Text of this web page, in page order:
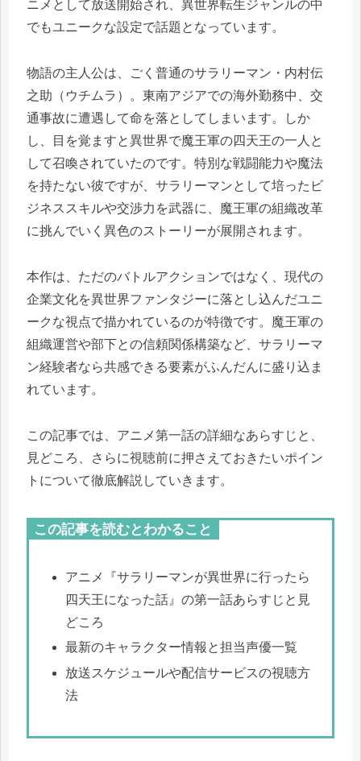
ニメとして放送開始され、異世界転生ジャンルの中
でもユニークな設定で話題となっています。
物語の主人公は、ごく普通のサラリーマン・内村伝
之助（ウチムラ）。東南アジアでの海外勤務中、交
通事故に遭遇して命を落としてしまいます。しか
し、目を覚ますと異世界で魔王軍の四天王の一人と
して召喚されていたのです。特別な戦闘能力や魔法
を持たない彼ですが、サラリーマンとして培ったビ
ジネススキルや交渉力を武器に、魔王軍の組織改革
に挑んでいく異色のストーリーが展開されます。
本作は、ただのバトルアクションではなく、現代の
企業文化を異世界ファンタジーに落とし込んだユニ
ークな視点で描かれているのが特徴です。魔王軍の
組織運営や部下との信頼関係構築など、サラリーマ
ン経験者なら共感できる要素がふんだんに盛り込ま
れています。
この記事では、アニメ第一話の詳細なあらすじと、
見どころ、さらに視聴前に押さえておきたいポイン
トについて徹底解説していきます。
この記事を読むとわかること
アニメ『サラリーマンが異世界に行ったら
四天王になった話』の第一話あらすじと見
どころ
最新のキャラクター情報と担当声優一覧
放送スケジュールや配信サービスの視聴方
法